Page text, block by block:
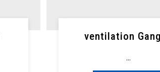
ventilation
...